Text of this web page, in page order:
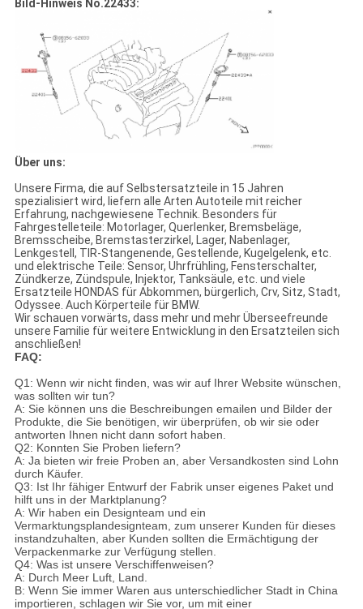
Bild-Hinweis No.22433:
Über uns:
Unsere Firma, die auf Selbstersatzteile in 15 Jahren
spezialisiert wird, liefern alle Arten Autoteile mit reicher
Erfahrung, nachgewiesene Technik. Besonders für
Fahrgestelleteile: Motorlager, Querlenker, Bremsbeläge,
Bremsscheibe, Bremstasterzirkel, Lager, Nabenlager,
Lenkgestell, TIR-Stangenende, Gestellende, Kugelgelenk, etc.
und elektrische Teile: Sensor, Uhrfrühling, Fensterschalter,
Zündkerze, Zündspule, Injektor, Tanksäule, etc. und viele
Ersatzteile HONDAS für Abkommen, bürgerlich, Crv, Sitz, Stadt,
Odyssee. Auch Körperteile für BMW.
Wir schauen vorwärts, dass mehr und mehr Überseefreunde
unsere Familie für weitere Entwicklung in den Ersatzteilen sich
anschließen!
FAQ:
Q1: Wenn wir nicht finden, was wir auf Ihrer Website wünschen,
was sollten wir tun?
A: Sie können uns die Beschreibungen emailen und Bilder der
Produkte, die Sie benötigen, wir überprüfen, ob wir sie oder
antworten Ihnen nicht dann sofort haben.
Q2: Konnten Sie Proben liefern?
A: Ja bieten wir freie Proben an, aber Versandkosten sind Lohn
durch Käufer.
Q3: Ist Ihr fähiger Entwurf der Fabrik unser eigenes Paket und
hilft uns in der Marktplanung?
A: Wir haben ein Designteam und ein
Vermarktungsplandesignteam, zum unserer Kunden für dieses
instandzuhalten, aber Kunden sollten die Ermächtigung der
Verpackenmarke zur Verfügung stellen.
Q4: Was ist unsere Verschiffenweisen?
A: Durch Meer Luft, Land.
B: Wenn Sie immer Waren aus unterschiedlicher Stadt in China
importieren, schlagen wir Sie vor, um mit einer